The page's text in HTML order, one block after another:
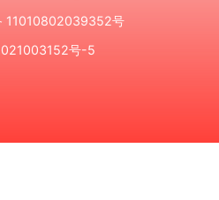
11010802039352号
号-5